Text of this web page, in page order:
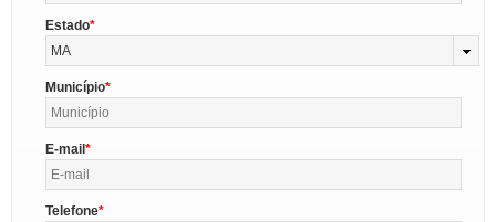
Estado
MA
Município
E-mail
Telefone